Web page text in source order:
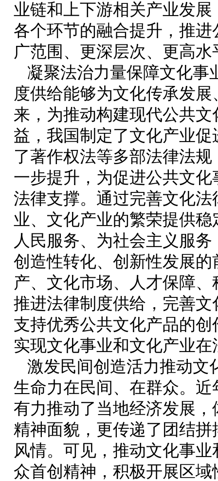
业链和上下游相关产业发
各个环节的融合提升，推
广范围、更深层次、更高
凝聚法治力量保障文化事
度供给能够为文化传承发
来，为推动构建现代公共
益，我国制定了文化产业
了著作权法等多部法律法
一步提升，为促进公共文
法律支撑。通过完善文化
业、文化产业的繁荣提供
人民服务、为社会主义服
创造性转化、创新性发展
产、文化市场、人才保障
推进法律制度供给，完善
支持优秀公共文化产品的
实现文化事业和文化产业
激发民间创造活力推动文
生命力在民间、在群众。
有力推动了当地经济发展
精神面貌，更传递了团结
风情。可见，推动文化事
众首创精神，积极开展区